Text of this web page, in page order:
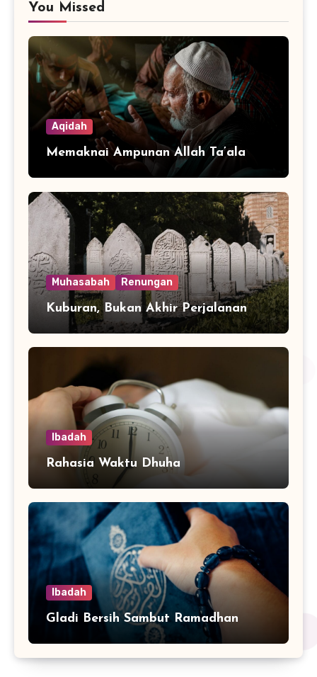
You Missed
Aqidah
Memaknai Ampunan Allah Ta’ala
Muhasabah Renungan
Kuburan, Bukan Akhir Perjalanan
Ibadah
Rahasia Waktu Dhuha
Ibadah
Gladi Bersih Sambut Ramadhan